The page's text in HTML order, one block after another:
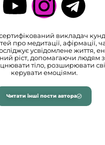
викладач
про медитації, афірмації,
усвідомлене життя,
ріст, допомагаючи людям
тіло, розширювати
керувати емоціями.
Читати інші пости автора